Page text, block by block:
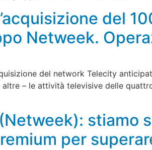
del
Netweek.
del network Telecity
– le attività televisive delle
stiamo
per